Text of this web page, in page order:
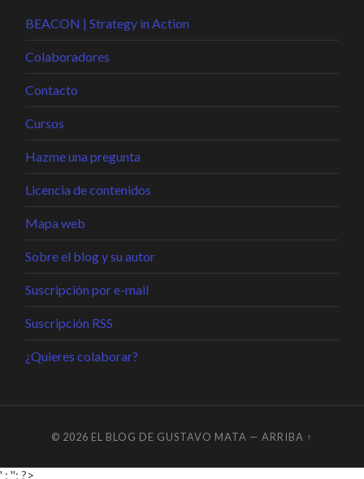
BEACON | Strategy in Action
Colaboradores
Contacto
Cursos
Hazme una pregunta
Licencia de contenidos
Mapa web
Sobre el blog y su autor
Suscripción por e-mail
Suscripción RSS
¿Quieres colaborar?
© 2026 EL BLOG DE GUSTAVO MATA — ARRIBA ↑
' : ''; ?>